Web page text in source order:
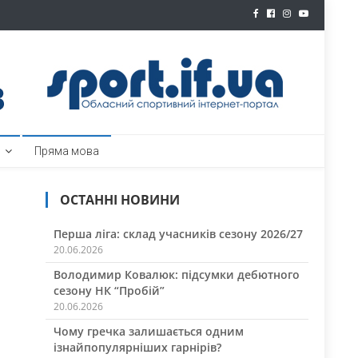
Пряма мова
ОСТАННІ НОВИНИ
Перша ліга: склад учасників сезону 2026/27
20.06.2026
Володимир Ковалюк: підсумки дебютного
сезону НК “Пробій”
20.06.2026
Чому гречка залишається одним
ізнайпопулярніших гарнірів?